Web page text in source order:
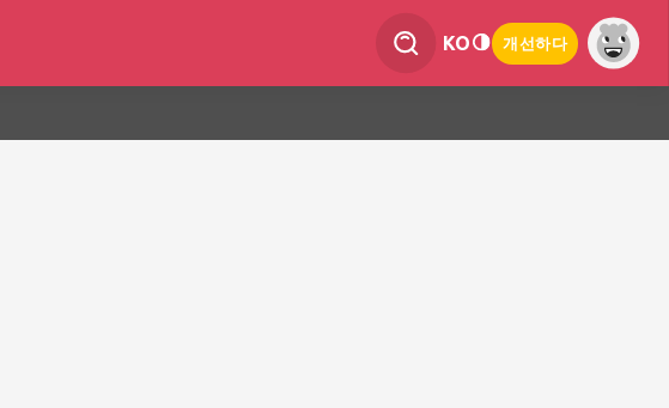
KO 개선하다